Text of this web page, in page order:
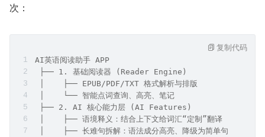
次：
AI英语阅读助手 APP
├── 1. 基础阅读器 (Reader Engine)
│    ├── EPUB/PDF/TXT 格式解析与排版
│    └── 智能点词查询、高亮、笔记
├── 2. AI 核心能力层 (AI Features)
│    ├── 语境释义：结合上下文给词汇“定制”翻译
│    ├── 长难句拆解：语法成分高亮、降级为简单句
复制代码